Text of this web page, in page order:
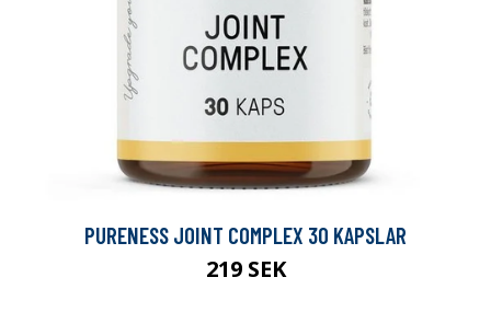
PURENESS JOINT COMPLEX 30 KAPSLAR
219 SEK